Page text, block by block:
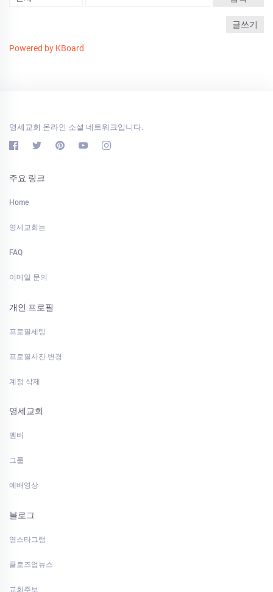
글쓰기
Powered by KBoard
영세교회 온라인 소셜 네트워크입니다.
주요 링크
Home
영세교회는
FAQ
이메일 문의
개인 프로필
프로필세팅
프로필사진 변경
계정 삭제
영세교회
멤버
그룹
예배영상
블로그
영스타그램
클로즈업뉴스
교회주보